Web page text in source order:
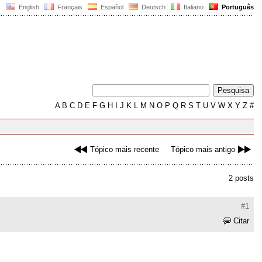
English Français Español Deutsch Italiano Português
AB C D E F G H J K L M N O P Q R S T U V W X Y Z #
Tópico mais recente Tópico mais antigo
2 posts
#1
Citar